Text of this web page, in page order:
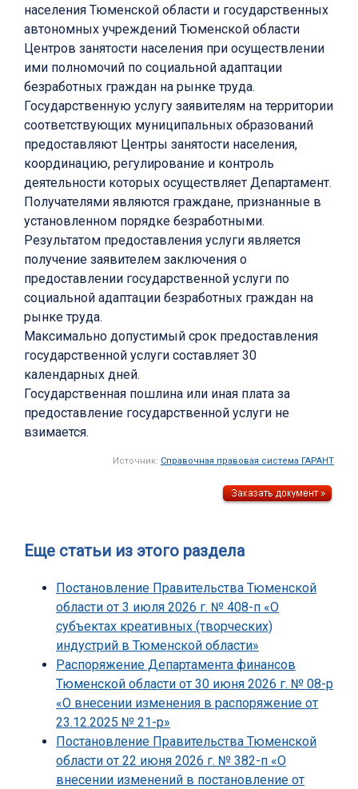
населения Тюменской области и государственных
автономных учреждений Тюменской области
Центров занятости населения при осуществлении
ими полномочий по социальной адаптации
безработных граждан на рынке труда.
Государственную услугу заявителям на территории
соответствующих муниципальных образований
предоставляют Центры занятости населения,
координацию, регулирование и контроль
деятельности которых осуществляет Департамент.
Получателями являются граждане, признанные в
установленном порядке безработными.
Результатом предоставления услуги является
получение заявителем заключения о
предоставлении государственной услуги по
социальной адаптации безработных граждан на
рынке труда.
Максимально допустимый срок предоставления
государственной услуги составляет 30
календарных дней.
Государственная пошлина или иная плата за
предоставление государственной услуги не
взимается.
Источник: Справочная правовая система ГАРАНТ
Еще статьи из этого раздела
Постановление Правительства Тюменской
области от 3 июля 2026 г. № 408-п «О
субъектах креативных (творческих)
индустрий в Тюменской области»
Распоряжение Департамента финансов
Тюменской области от 30 июня 2026 г. № 08-р
«О внесении изменения в распоряжение от
23.12.2025 № 21-р»
Постановление Правительства Тюменской
области от 22 июня 2026 г. № 382-п «О
внесении изменений в постановление от